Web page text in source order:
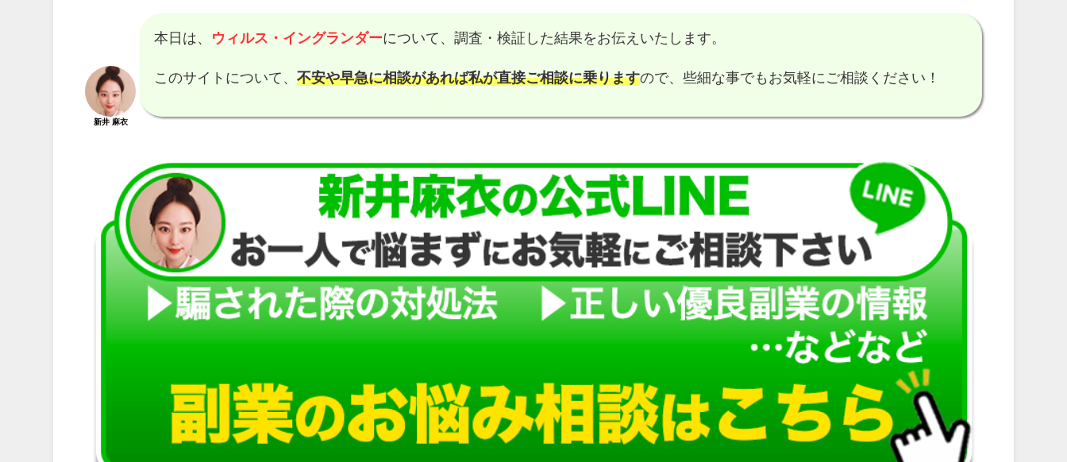
新井 麻衣
本日は、 ウィルス・イングランダーについて、調査・検証した結果をお伝えいたします。
このサイトについて、不安や早急に相談があれば私が直接ご相談に乗りますので、些細な事でもお気軽にご相談ください！